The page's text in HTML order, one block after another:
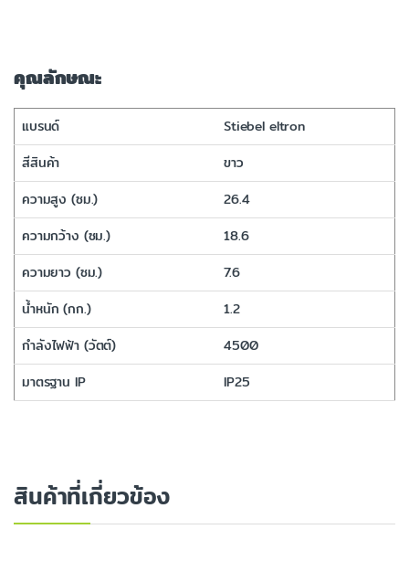
สินค้าที่เกี่ยวข้อง
คุณลักษณะ
แบรนด์
Stiebel eltron
สีสินค้า
ขาว
ความสูง (ซม.)
26.4
ความกว้าง (ซม.)
18.6
ความยาว (ซม.)
7.6
น้ำหนัก (กก.)
1.2
กำลังไฟฟ้า (วัตต์)
4500
มาตรฐาน IP
IP25